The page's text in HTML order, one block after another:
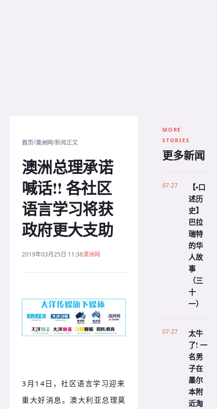
首页/澳洲网/新闻正文
澳洲总理承诺
喊话!! 各社区
语言学习将获
政府更大支助
2019年03月25日 11:38澳洲网
3月14日，社区语言学习迎来
重大好消息。澳大利亚总理莫
MORE
STORIES
更多新闻
07-27
【•口
述历
史】
巴拉
瑞特
的华
人故
事
（三
十
一）
07-27
太牛
了! 一
名男
子在
墨尔
本附
近淘